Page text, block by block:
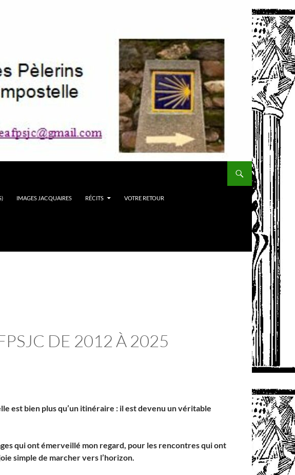
IMAGES JACQUAIRES RÉCITS VOTRE RETOUR
DE 2012 À 2025
est bien plus qu’un itinéraire : il est devenu un véritable
qui ont émerveillé mon regard, pour les rencontres qui ont
simple de marcher vers l’horizon.